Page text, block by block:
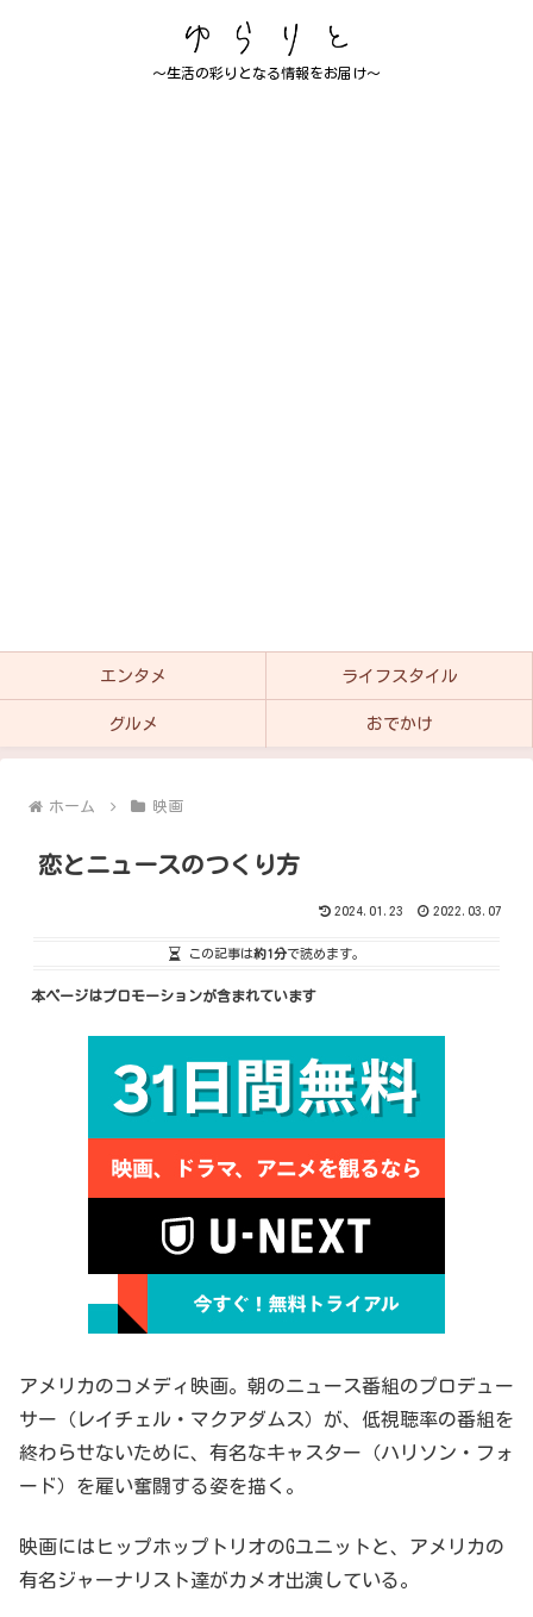
～生活の彩りとなる情報をお届け～
エンタメ ライフスタイル
グルメ おでかけ
ホーム 映画
恋とニュースのつくり方
2024.01.23 2022.03.07
この記事は約1分で読めます。
本ページはプロモーションが含まれています
アメリカのコメディ映画。朝のニュース番組のプロデュー
サー（レイチェル・マクアダムス）が、低視聴率の番組を
終わらせないために、有名なキャスター（ハリソン・フォ
ード）を雇い奮闘する姿を描く。
映画にはヒップホップトリオのGユニットと、アメリカの
有名ジャーナリスト達がカメオ出演している。